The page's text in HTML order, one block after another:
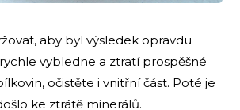
aby byl výsledek opravdu
vybledne a ztratí prospěšné
očistěte i vnitřní část. Poté je
ke ztrátě minerálů.